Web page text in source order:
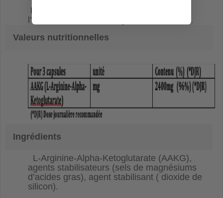
Prendre 3 capsules 20 à 45 mn avant
l’entrainement avec un grand verre d’eau.
Valeurs nutritionnelles
Ingrédients
L-Arginine-Alpha-Ketoglutarate (AAKG),
agents stabilisateurs (sels de magnésiums
d’acides gras), agent stabilisant ( dioxide de
silicon).